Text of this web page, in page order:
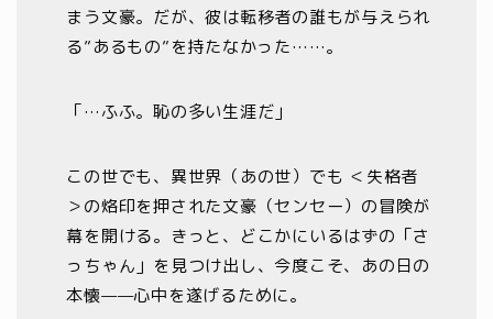
まう文豪。だが、彼は転移者の誰もが与えられ
る”あるもの”を持たなかった……。
「…ふふ。恥の多い生涯だ」
この世でも、異世界（あの世）でも ＜失格者
＞の烙印を押された文豪（センセー）の冒険が
幕を開ける。きっと、どこかにいるはずの「さ
っちゃん」を見つけ出し、今度こそ、あの日の
本懐——心中を遂げるために。